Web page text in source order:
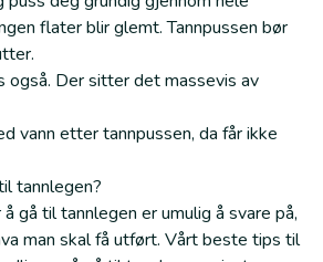
flater blir glemt. Tannpussen bør
også. Der sitter det massevis av
vann etter tannpussen, da får ikke
tannlegen?
gå til tannlegen er umulig å svare på,
man skal få utført. Vårt beste tips til